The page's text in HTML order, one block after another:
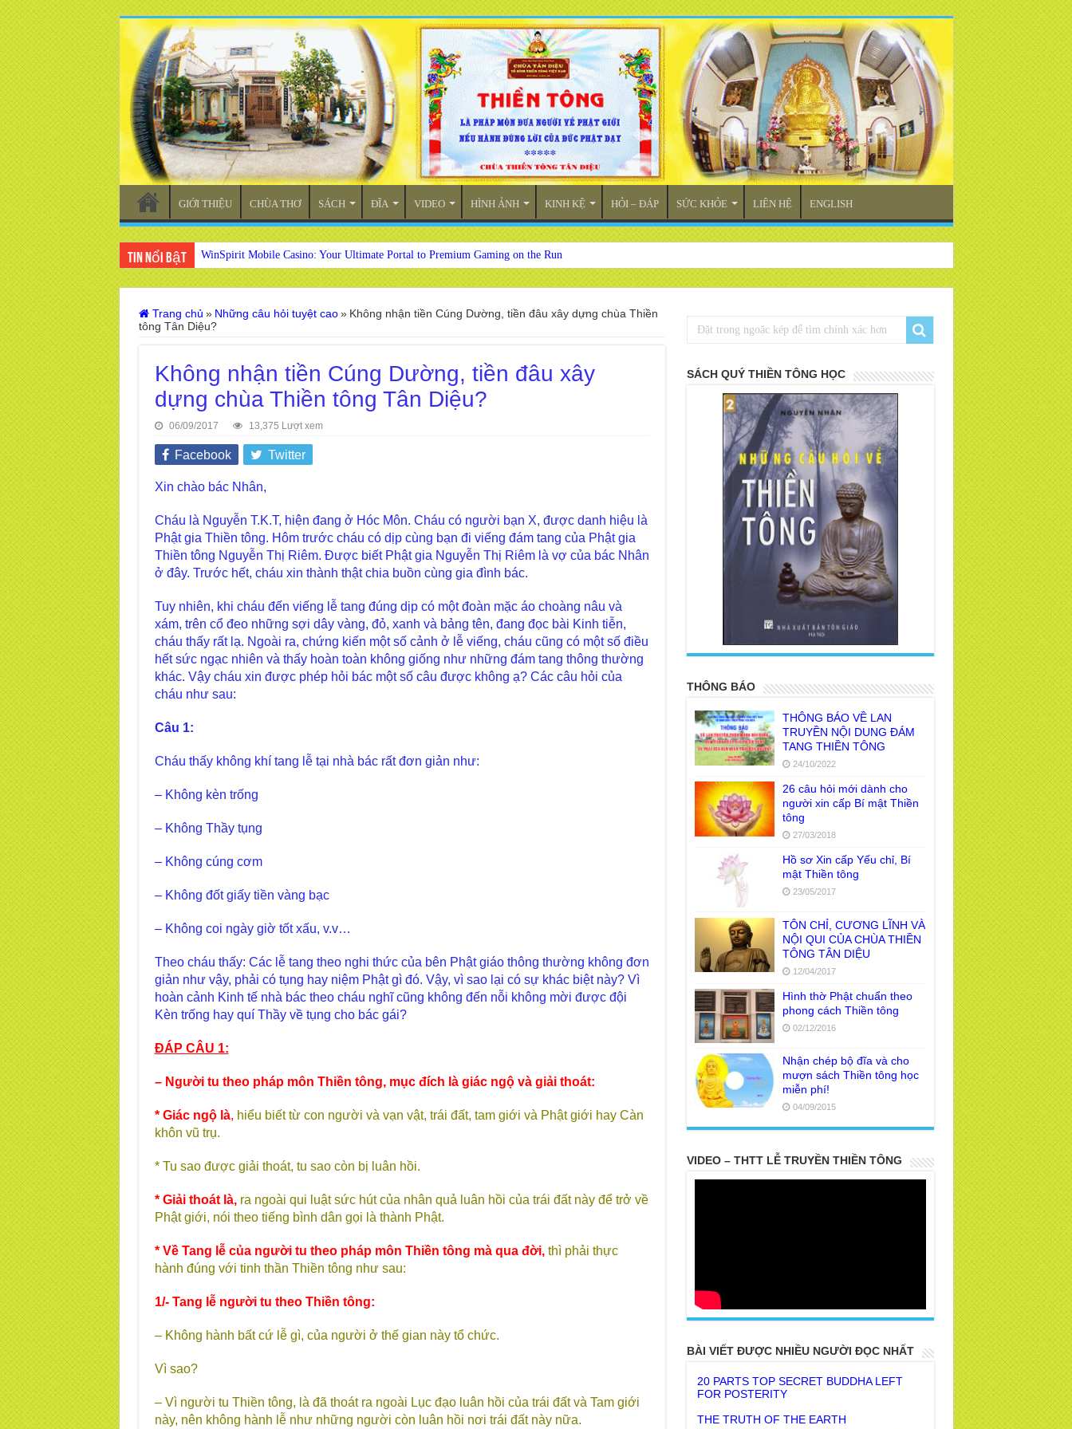
GIỚI THIỆU CHÙA THƠ SÁCH ĐĨA VIDEO HÌNH ẢNH KINH KỆ HỎI – ĐÁP SỨC KHỎE LIÊN HỆ ENGLISH
Tin nổi bật WinSpirit Mobile Casino: Your Ultimate Portal to Premium Gaming on the Run
Trang chủ » Những câu hỏi tuyệt cao » Không nhận tiền Cúng Dường, tiền đâu xây dựng chùa Thiền
tông Tân Diệu?
Không nhận tiền Cúng Dường, tiền đâu xây
dựng chùa Thiền tông Tân Diệu?
06/09/2017 13,375 Lượt xem
Facebook Twitter
Xin chào bác Nhân,
Cháu là Nguyễn T.K.T, hiện đang ở Hóc Môn. Cháu có người bạn X, được danh hiệu là
Phật gia Thiền tông. Hôm trước cháu có dịp cùng bạn đi viếng đám tang của Phật gia
Thiền tông Nguyễn Thị Riêm. Được biết Phật gia Nguyễn Thị Riêm là vợ của bác Nhân
ở đây. Trước hết, cháu xin thành thật chia buồn cùng gia đình bác.
Tuy nhiên, khi cháu đến viếng lễ tang đúng dịp có một đoàn mặc áo choàng nâu và
xám, trên cổ đeo những sợi dây vàng, đỏ, xanh và bảng tên, đang đọc bài Kinh tiễn,
cháu thấy rất lạ. Ngoài ra, chứng kiến một số cảnh ở lễ viếng, cháu cũng có một số điều
hết sức ngạc nhiên và thấy hoàn toàn không giống như những đám tang thông thường
khác. Vậy cháu xin được phép hỏi bác một số câu được không ạ? Các câu hỏi của
cháu như sau:
Câu 1:
Cháu thấy không khí tang lễ tại nhà bác rất đơn giản như:
– Không kèn trống
– Không Thầy tụng
– Không cúng cơm
– Không đốt giấy tiền vàng bạc
– Không coi ngày giờ tốt xấu, v.v…
Theo cháu thấy: Các lễ tang theo nghi thức của bên Phật giáo thông thường không đơn
giản như vậy, phải có tụng hay niệm Phật gì đó. Vậy, vì sao lại có sự khác biệt này? Vì
hoàn cảnh Kinh tế nhà bác theo cháu nghĩ cũng không đến nỗi không mời được đội
Kèn trống hay quí Thầy về tụng cho bác gái?
ĐÁP CÂU 1:
– Người tu theo pháp môn Thiền tông, mục đích là giác ngộ và giải thoát:
* Giác ngộ là, hiểu biết từ con người và vạn vật, trái đất, tam giới và Phật giới hay Càn
khôn vũ trụ.
* Tu sao được giải thoát, tu sao còn bị luân hồi.
* Giải thoát là, ra ngoài qui luật sức hút của nhân quả luân hồi của trái đất này để trở về
Phật giới, nói theo tiếng bình dân gọi là thành Phật.
* Về Tang lễ của người tu theo pháp môn Thiền tông mà qua đời,thì phải thực
hành đúng với tinh thần Thiền tông như sau:
1/- Tang lễ người tu theo Thiền tông:
– Không hành bất cứ lễ gì, của người ở thế gian này tổ chức.
Vì sao?
– Vì người tu Thiền tông, là đã thoát ra ngoài Lục đạo luân hồi của trái đất và Tam giới
này, nên không hành lễ như những người còn luân hồi nơi trái đất này nữa.
SÁCH QUÝ THIỀN TÔNG HỌC
<
THÔNG BÁO
THÔNG BÁO VỀ LAN
TRUYỀN NỘI DUNG ĐÁM
TANG THIỀN TÔNG
24/10/2022
26 câu hỏi mới dành cho
người xin cấp Bí mật Thiền
tông
27/03/2018
Hồ sơ Xin cấp Yếu chỉ, Bí
mật Thiền tông
23/05/2017
TÔN CHỈ, CƯƠNG LĨNH VÀ
NỘI QUI CỦA CHÙA THIỀN
TÔNG TÂN DIỆU
12/04/2017
Hình thờ Phật chuẩn theo
phong cách Thiền tông
02/12/2016
Nhận chép bộ đĩa và cho
mượn sách Thiền tông học
miễn phí!
04/09/2015
VIDEO – THTT LỄ TRUYỀN THIỀN TÔNG
BÀI VIẾT ĐƯỢC NHIỀU NGƯỜI ĐỌC NHẤT
20 PARTS TOP SECRET BUDDHA LEFT
THE TRUTH OF THE EARTH
Ở thế gian này, người có Phước thật nhiều